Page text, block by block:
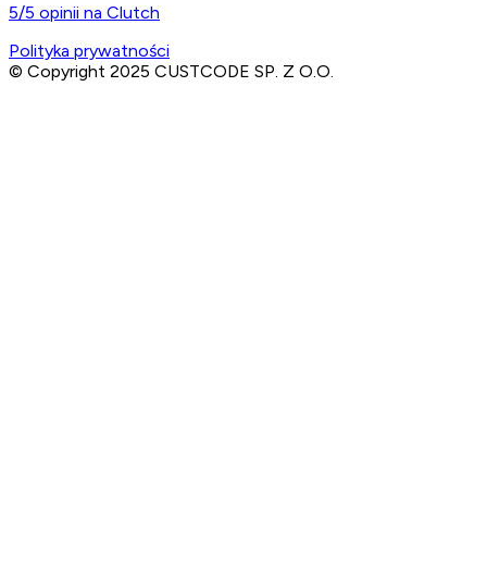
5/5 opinii na Clutch
Polityka prywatności
© Copyright 2025 CUSTCODE SP. Z O.O.